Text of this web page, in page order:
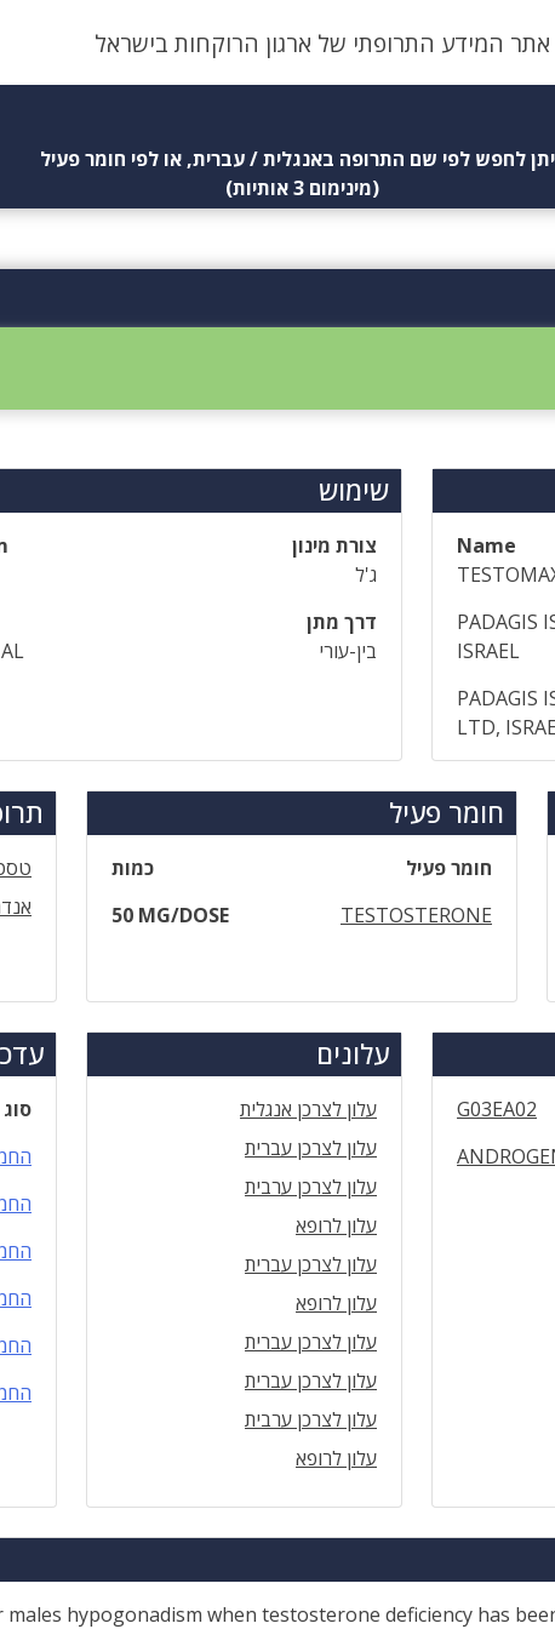
אתר המידע התרופתי של ארגון הרוקחות בישראל
לחפש לפי שם התרופה באנגלית / עברית, או לפי חומר פעיל
(מינימום 3 אותיות)
Name
PADAGIS
ISRAEL
PADAGIS
LTD,
שימוש
צורת מינון
ג'ל
דרך מתן
בין-עורי
חומר פעיל
חומר פעיל
כמות
TESTOSTERONE
50 MG/DOSE
G03EA02
עלונים
עלון לצרכן אנגלית
עלון לצרכן עברית
עלון לצרכן ערבית
עלון לרופא
עלון לצרכן עברית
עלון לרופא
עלון לצרכן עברית
עלון לצרכן עברית
עלון לצרכן ערבית
עלון לרופא
hypogonadism when testosterone deficiency has